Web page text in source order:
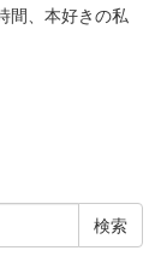
間、本好きの私